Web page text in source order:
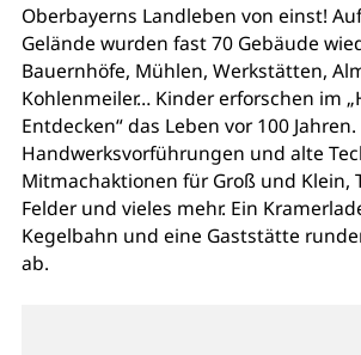
Oberbayerns Landleben von einst!
Gelände wurden fast 70 Gebäude
Bauernhöfe, Mühlen, Werkstätten,
Kohlenmeiler… Kinder erforschen im
Entdecken“ das Leben vor 100
Handwerksvorführungen und alte
Mitmachaktionen für Groß und Klein,
Felder und vieles mehr. Ein
Kegelbahn und eine Gaststätte
ab.